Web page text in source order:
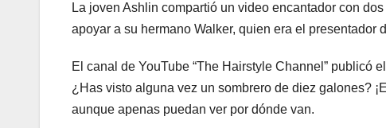
La joven Ashlin compartió un video encantador con
apoyar a su hermano Walker, quien era el presentador
El canal de YouTube “The Hairstyle Channel” publicó
¿Has visto alguna vez un sombrero de diez galones?
aunque apenas puedan ver por dónde van.